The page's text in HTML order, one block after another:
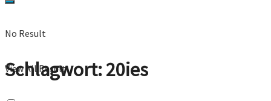
No Result
View All Result
Schlagwort:20ies